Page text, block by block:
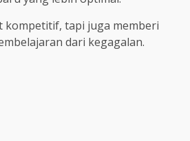
kompetitif, tapi juga memberi
dari kegagalan.